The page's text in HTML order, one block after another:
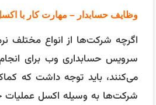
وظایف حسابدار – مهارت کار با
اگرچه شرکت‌ها از انواع مختلف
سرویس حسابداری وب برای
می‌کنند، باید توجه داشت که
شرکت‌ها به وسیله اکسل عملیات